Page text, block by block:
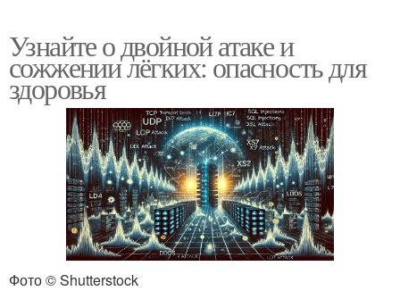
Узнайте о двойной атаке и
сожжении лёгких: опасность для
здоровья
Фото © Shutterstock